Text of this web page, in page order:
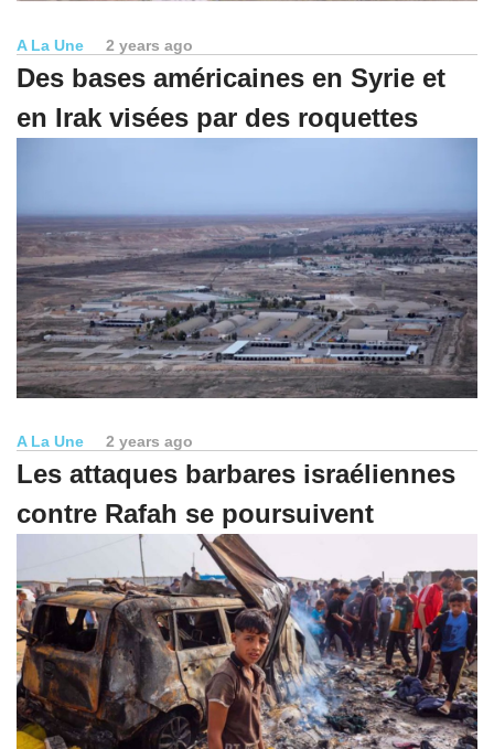
A La Une 2 years ago
Des bases américaines en Syrie et
en Irak visées par des roquettes
A La Une 2 years ago
Les attaques barbares israéliennes
contre Rafah se poursuivent